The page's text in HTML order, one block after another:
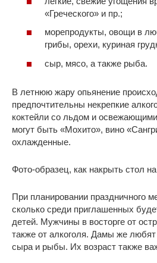
«Греческого» и пр.;
морепродукты, овощи в
грибы, орехи, куриная
сыр, мясо, а также рыба.
В летнюю жару опьянение
предпочтительны некрепкие
коктейли со льдом и
могут быть «Мохито», вино
охлажденные.
Фото-образец, как накрыть стол
При планировании праздничного
сколько среди приглашенных
детей. Мужчины в восторге от
также от алкоголя. Дамы же
сыра и рыбы. Их возраст также